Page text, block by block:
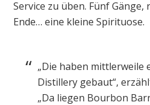
Service zu üben. Fünf
Ende… eine kleine Spirituose.
„Die haben mittlerweile
Distillery gebaut“,
„Da liegen Bourbon